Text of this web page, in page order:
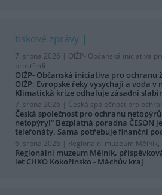
tiskové zprávy
7. srpna 2026 | OIŽP- Občanská iniciativa
prostředí
OIŽP- Občanská iniciativa pro
OIŽP: Evropské řeky vysychají a voda v
Klimatická krize odhaluje zásadní
7. srpna 2026 | Česká společnost pro
Česká společnost pro ochranu
netopýry!“ Bezplatná poradna ČESON
telefonáty. Sama potřebuje finanční
6. srpna 2026 | Regionální muzeum
Regionální muzeum Mělník,
let CHKO Kokořínsko - Máchův kraj